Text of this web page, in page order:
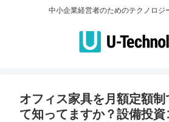
中小企業経営者のためのテクノロジ
オフィス家具を月額定額制
て知ってますか？設備投